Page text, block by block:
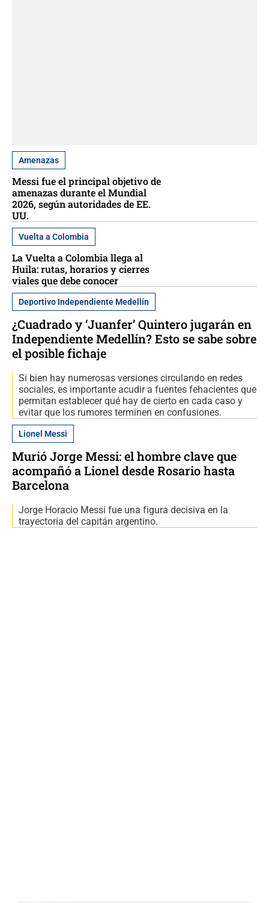
Amenazas
Messi fue el principal objetivo de
amenazas durante el Mundial
2026, según autoridades de EE.
UU.
Vuelta a Colombia
La Vuelta a Colombia llega al
Huila: rutas, horarios y cierres
viales que debe conocer
Deportivo Independiente Medellín
¿Cuadrado y ‘Juanfer’ Quintero jugarán en
Independiente Medellín? Esto se sabe sobre
el posible fichaje
Si bien hay numerosas versiones circulando en redes
sociales, es importante acudir a fuentes fehacientes que
permitan establecer qué hay de cierto en cada caso y
evitar que los rumores terminen en confusiones.
Lionel Messi
Murió Jorge Messi: el hombre clave que
acompañó a Lionel desde Rosario hasta
Barcelona
Jorge Horacio Messi fue una figura decisiva en la
trayectoria del capitán argentino.